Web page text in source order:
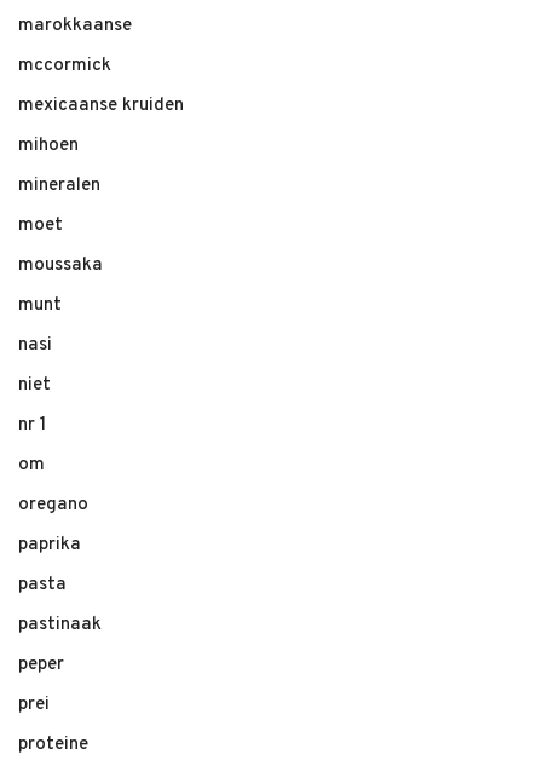
marokkaanse
mccormick
mexicaanse kruiden
mihoen
mineralen
moet
moussaka
munt
nasi
niet
nr 1
om
oregano
paprika
pasta
pastinaak
peper
prei
proteine